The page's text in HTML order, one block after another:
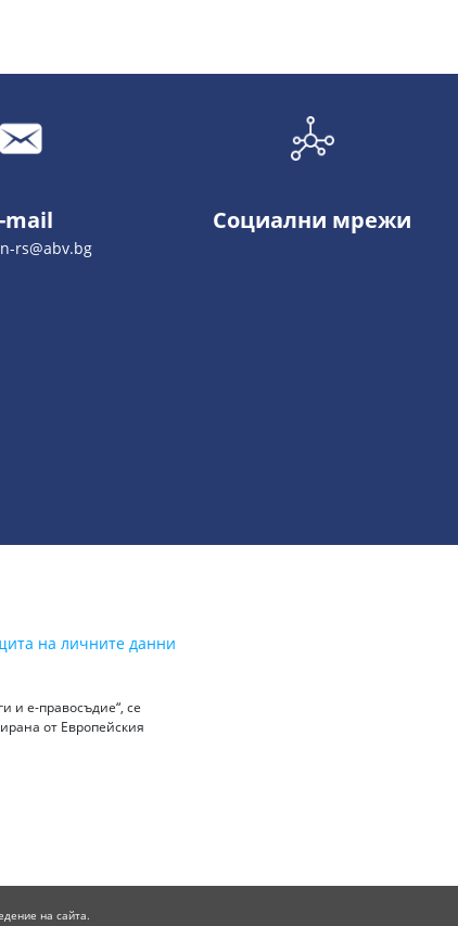
mail
rs@abv.bg
Социални мрежи
на личните данни
и е-правосъдие“, се
от Европейския
на сайта.